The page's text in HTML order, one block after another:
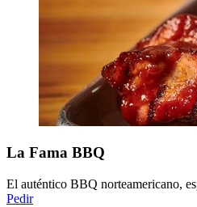
La Fama BBQ
El auténtico BBQ norteamericano,
Pedir